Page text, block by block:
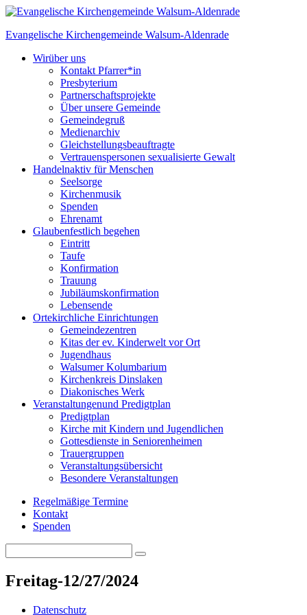
Skip
content
Evangelische Kirchengemeinde Walsum-Aldenrade
Wirüber uns
Kontakt Pfarrer*in
Presbyterium
Partnerschaftsprojekte
Über unsere Gemeinde
Gemeindegruß
Medienarchiv
Gleichstellungs­beauftragte
Vertrauenspersonen sexualisierte Gewalt
Handelnaktiv für Menschen
Seelsorge
Kirchenmusik
Spenden
Ehrenamt
Glaubenfestlich begehen
Eintritt
Taufe
Konfirmation
Trauung
Jubiläumskonfirmation
Lebensende
Ortekirchliche Einrichtungen
Gemeindezentren
Kitas der ev. Kinderwelt vor Ort
Jugendhaus
Walsumer Kolumbarium
Kirchenkreis Dinslaken
Diakonisches Werk
Veranstaltungenund Predigtplan
Predigtplan
Kirche mit Kindern und Jugendlichen
Gottesdienste in Seniorenheimen
Trauergruppen
Veranstaltungsübersicht
Besondere Veranstaltungen
Regelmäßige Termine
Kontakt
Spenden
for:
Search
Freitag-12/27/2024
Datenschutz